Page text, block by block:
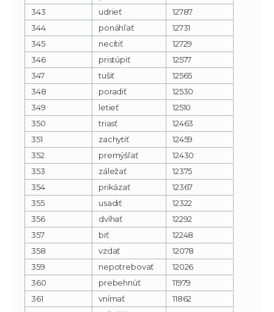
343
udrieť
12787
344
ponáhľať
12731
345
necítiť
12729
346
pristúpiť
12577
347
tušiť
12565
348
poradiť
12530
349
letieť
12510
350
triasť
12463
351
zachytiť
12459
352
premýšľať
12430
353
záležať
12375
354
prikázať
12367
355
usadiť
12322
356
dvíhať
12292
357
biť
12248
358
vzdať
12078
359
nepotrebovať
12026
360
prebehnúť
11979
361
vnímať
11862